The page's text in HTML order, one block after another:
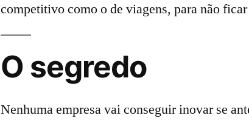
competitivo como o de viagens, para não
O segredo
Nenhuma empresa vai conseguir inovar se